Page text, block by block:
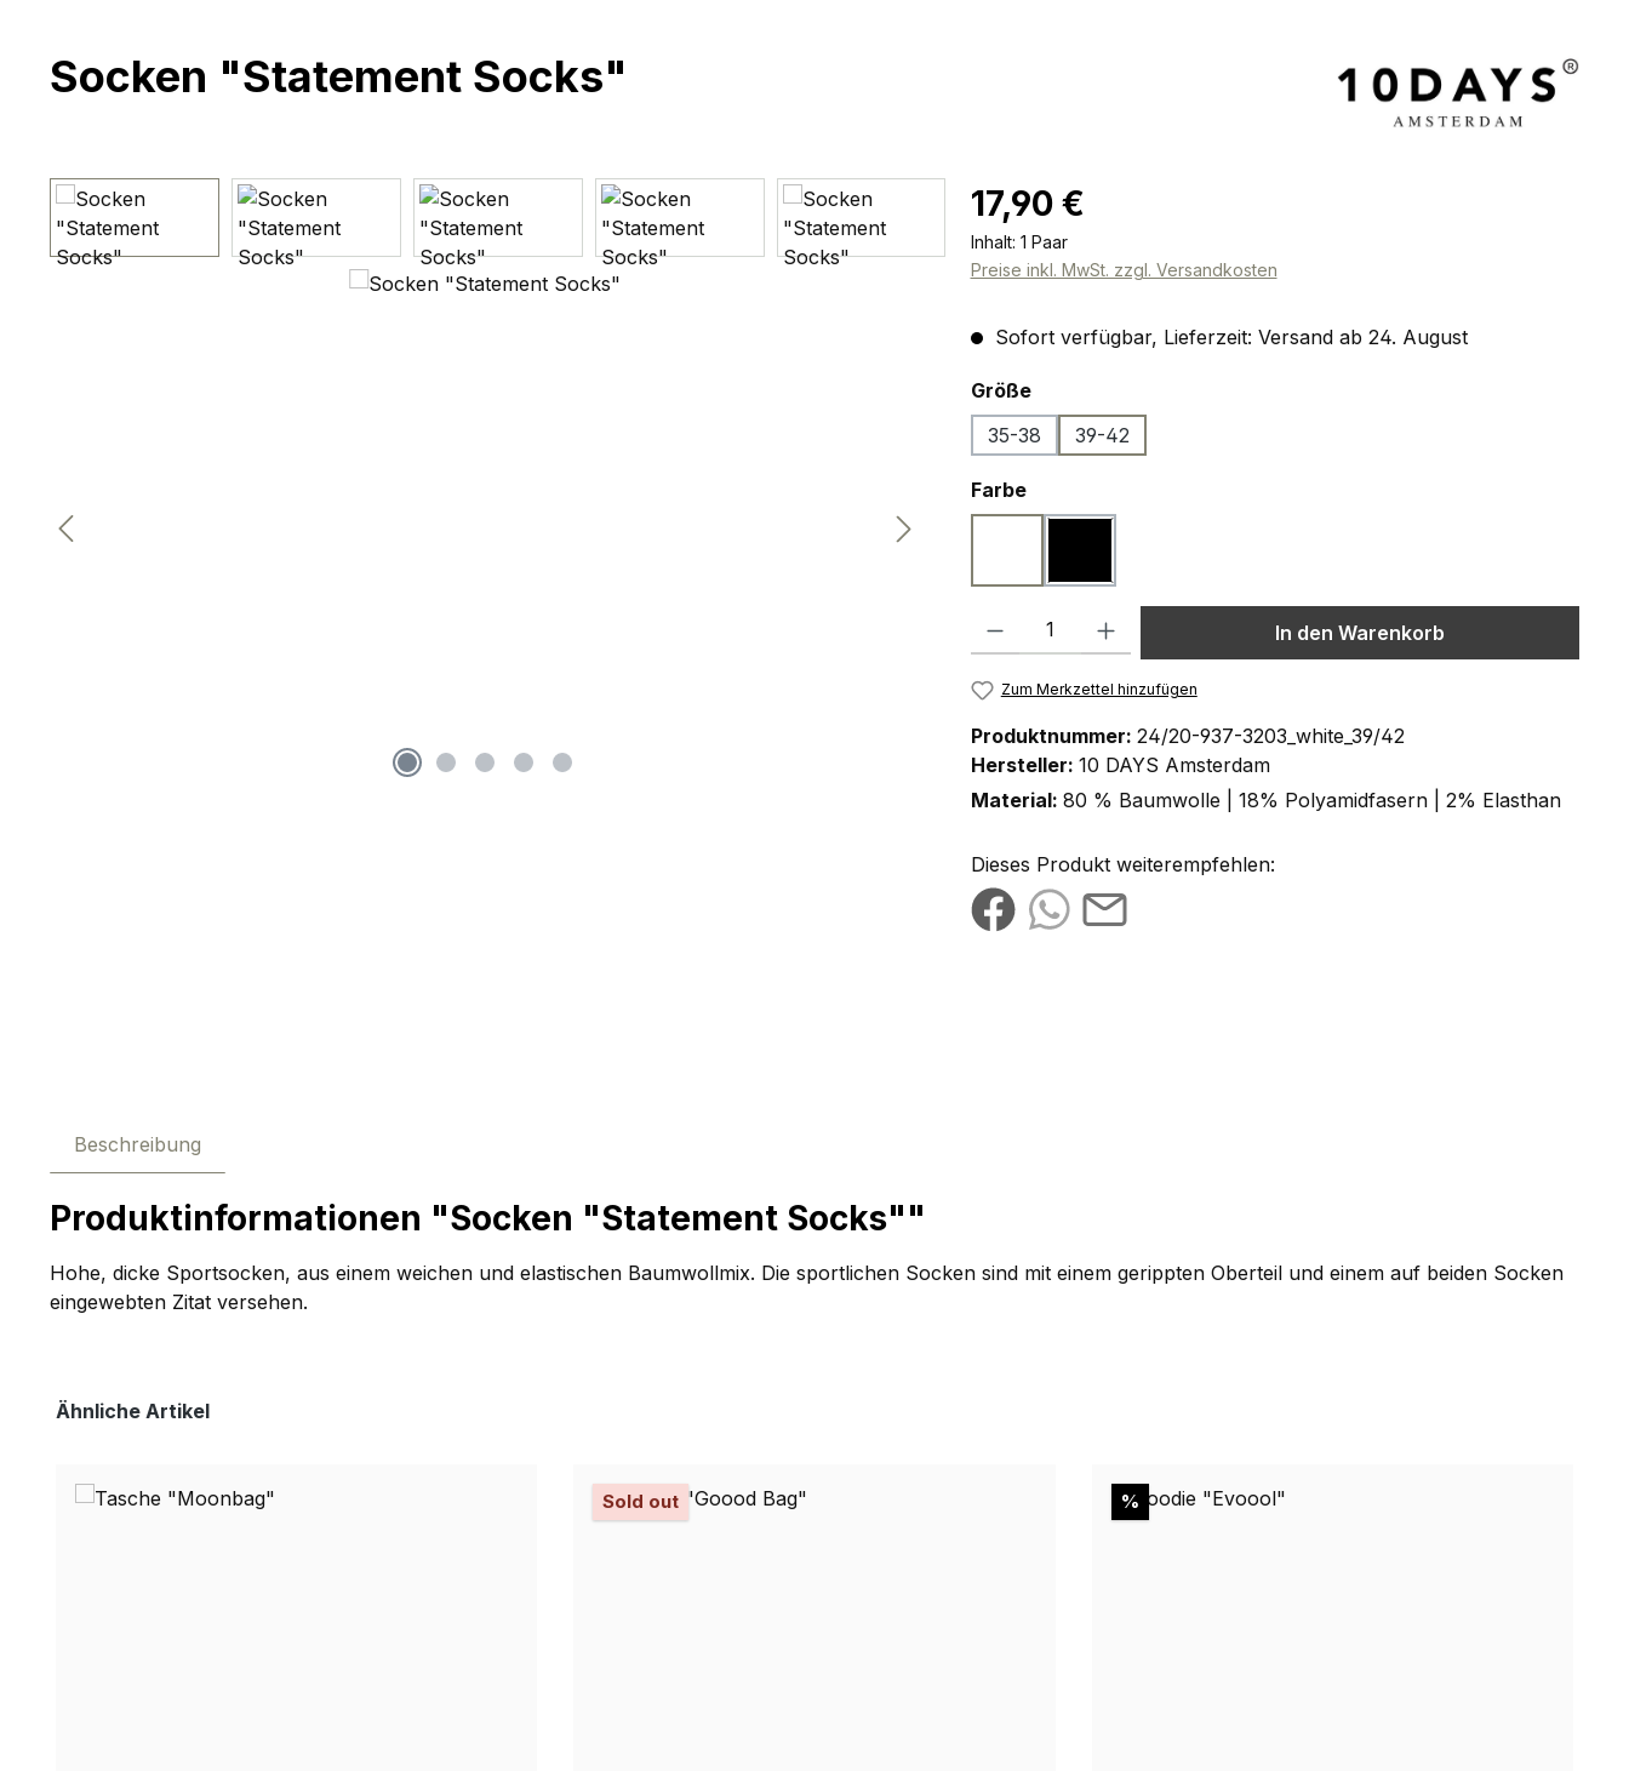
Socken "Statement Socks"
Bildergalerie überspringen Regulärer Preis:
17,90 €
Inhalt: 1 Paar
Preise inkl. MwSt. zzgl. Versandkosten
Sofort verfügbar, Lieferzeit: Versand ab 24. August
Größeauswählen
35-38
39-42
Farbeauswählen
Produkt Anzahl: Gib den gewünschten Wert ein oder benutze die Schaltflächen
In den Warenkorb
Zum Merkzettel hinzufügen
Produktnummer: 24/20-937-3203_white_39/42
Hersteller: 10 DAYS Amsterdam
Material: 80 % Baumwolle | 18% Polyamidfasern | 2% Elasthan
Dieses Produkt weiterempfehlen:
Beschreibung
Produktinformationen "Socken "Statement Socks""
Hohe, dicke Sportsocken, aus einem weichen und elastischen Baumwollmix. Die sportlichen Socken sind mit einem gerippten Oberteil und einem auf beiden Socken
eingewebten Zitat versehen.
Produktgalerie überspringen
Ähnliche Artikel
Sold out %Rabatt